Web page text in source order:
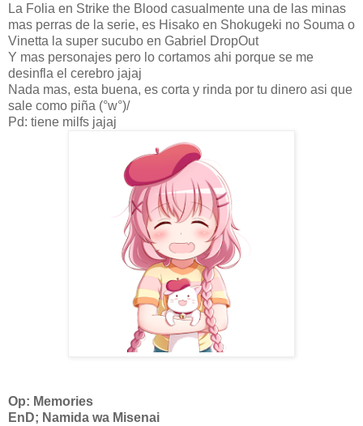
La Folia en Strike the Blood casualmente una de las minas
mas perras de la serie, es Hisako en Shokugeki no Souma o
Vinetta la super sucubo en Gabriel DropOut
Y mas personajes pero lo cortamos ahi porque se me
desinfla el cerebro jajaj
Nada mas, esta buena, es corta y rinda por tu dinero asi que
sale como piña (°w°)/
Pd: tiene milfs jajaj
Op: Memories
EnD; Namida wa Misenai